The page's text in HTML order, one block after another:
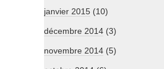
janvier 2015 (10)
décembre 2014 (3)
novembre 2014 (5)